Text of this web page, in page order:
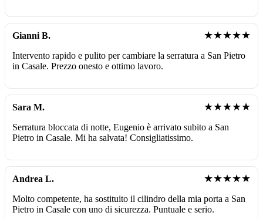
Gianni B. ★★★★★
Intervento rapido e pulito per cambiare la serratura a San Pietro
in Casale. Prezzo onesto e ottimo lavoro.
Sara M. ★★★★★
Serratura bloccata di notte, Eugenio è arrivato subito a San
Pietro in Casale. Mi ha salvata! Consigliatissimo.
Andrea L. ★★★★★
Molto competente, ha sostituito il cilindro della mia porta a San
Pietro in Casale con uno di sicurezza. Puntuale e serio.